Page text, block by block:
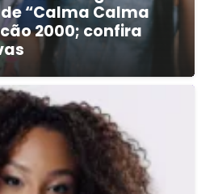
“Calma Calma
2000; confira